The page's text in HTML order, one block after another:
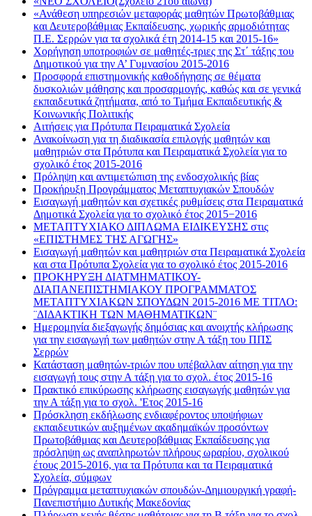
«Ανάθεση υπηρεσιών μεταφοράς μαθητών Πρωτοβάθμιας
και Δευτεροβάθμιας Εκπαίδευσης, χωρικής αρμοδιότητας
Π.Ε. Σερρών για τα σχολικά έτη 2014-15 και 2015-16»
Χορήγηση υποτροφιών σε μαθητές-τριες της Στ΄ τάξης του
Δημοτικού για την Α’ Γυμνασίου 2015-2016
Προσφορά επιστημονικής καθοδήγησης σε θέματα
δυσκολιών μάθησης και προσαρμογής, καθώς και σε γενικά
εκπαιδευτικά ζητήματα, από το Τμήμα Εκπαιδευτικής &
Κοινωνικής Πολιτικής
Αιτήσεις για Πρότυπα Πειραματικά Σχολεία
Ανακοίνωση για τη διαδικασία επιλογής μαθητών και
μαθητριών στα Πρότυπα και Πειραματικά Σχολεία για το
σχολικό έτος 2015-2016
Πρόληψη και αντιμετώπιση της ενδοσχολικής βίας
Προκήρυξη Προγράμματος Μεταπτυχιακών Σπουδών
Εισαγωγή μαθητών και σχετικές ρυθμίσεις στα Πειραματικά
Δημοτικά Σχολεία για το σχολικό έτος 2015−2016
ΜΕΤΑΠΤΥΧΙΑΚΟ ΔΙΠΛΩΜΑ ΕΙΔΙΚΕΥΣΗΣ στις
«ΕΠΙΣΤΗΜΕΣ ΤΗΣ ΑΓΩΓΗΣ»
Εισαγωγή μαθητών και μαθητριών στα Πειραματικά Σχολεία
και στα Πρότυπα Σχολεία για το σχολικό έτος 2015-2016
ΠΡΟΚΗΡΥΞΗ ΔΙΑΤΜΗΜΑΤΙΚΟΥ-
ΔΙΑΠΑΝΕΠΙΣΤΗΜΙΑΚΟΥ ΠΡΟΓΡΑΜΜΑΤΟΣ
ΜΕΤΑΠΤΥΧΙΑΚΩΝ ΣΠΟΥΔΩΝ 2015-2016 ΜΕ ΤΙΤΛΟ:
¨ΔΙΔΑΚΤΙΚΗ ΤΩΝ ΜΑΘΗΜΑΤΙΚΩΝ¨
Ημερομηνία διεξαγωγής δημόσιας και ανοιχτής κλήρωσης
για την εισαγωγή των μαθητών στην Α τάξη του ΠΠΣ
Σερρών
Κατάσταση μαθητών-τριών που υπέβαλλαν αίτηση για την
εισαγωγή τους στην Α τάξη για το σχολ. έτος 2015-16
Πρακτικό επικύρωσης κλήρωσης εισαγωγής μαθητών για
την Α τάξη για το σχολ. 'Ετος 2015-16
Πρόσκληση εκδήλωσης ενδιαφέροντος υποψήφιων
εκπαιδευτικών αυξημένων ακαδημαϊκών προσόντων
Πρωτοβάθμιας και Δευτεροβάθμιας Εκπαίδευσης για
πρόσληψη ως αναπληρωτών πλήρους ωραρίου, σχολικού
έτους 2015-2016, για τα Πρότυπα και τα Πειραματικά
Σχολεία, σύμφων
Πρόγραμμα μεταπτυχιακών σπουδών-Δημιουργική γραφή-
Πανεπιστήμιο Δυτικής Μακεδονίας